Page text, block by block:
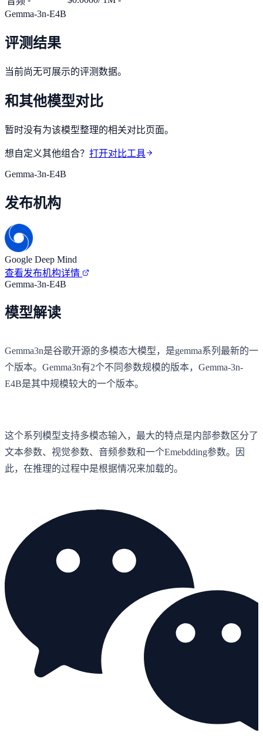
Gemma-3n-E4B
评测结果
当前尚无可展示的评测数据。
和其他模型对比
暂时没有为该模型整理的相关对比页面。
想自定义其他组合？ 打开对比工具
Gemma-3n-E4B
发布机构
Google Deep Mind
查看发布机构详情
Gemma-3n-E4B
模型解读
Gemma3n是谷歌开源的多模态大模型，是gemma系列最新的一
个版本。Gemma3n有2个不同参数规模的版本，Gemma-3n-
E4B是其中规模较大的一个版本。
这个系列模型支持多模态输入，最大的特点是内部参数区分了
文本参数、视觉参数、音频参数和一个Emebdding参数。因
此，在推理的过程中是根据情况来加载的。